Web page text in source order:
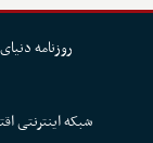
روزنامه
شبکه اینترنتی